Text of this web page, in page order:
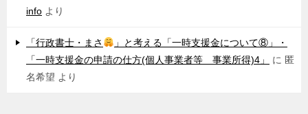
info より
「行政書士・まさ
」と考える「一時支援金について⑧」・
「一時支援金の申請の仕方(個人事業者等 事業所得)4」
に 匿
名希望 より